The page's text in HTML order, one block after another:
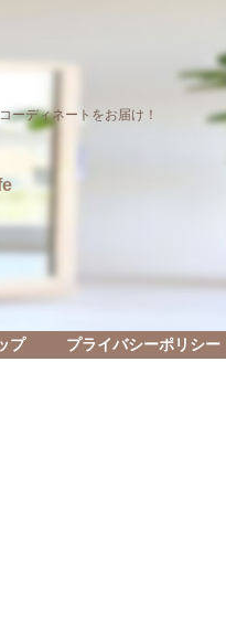
ーディネートをお届け！
プ プライバシーポリシー